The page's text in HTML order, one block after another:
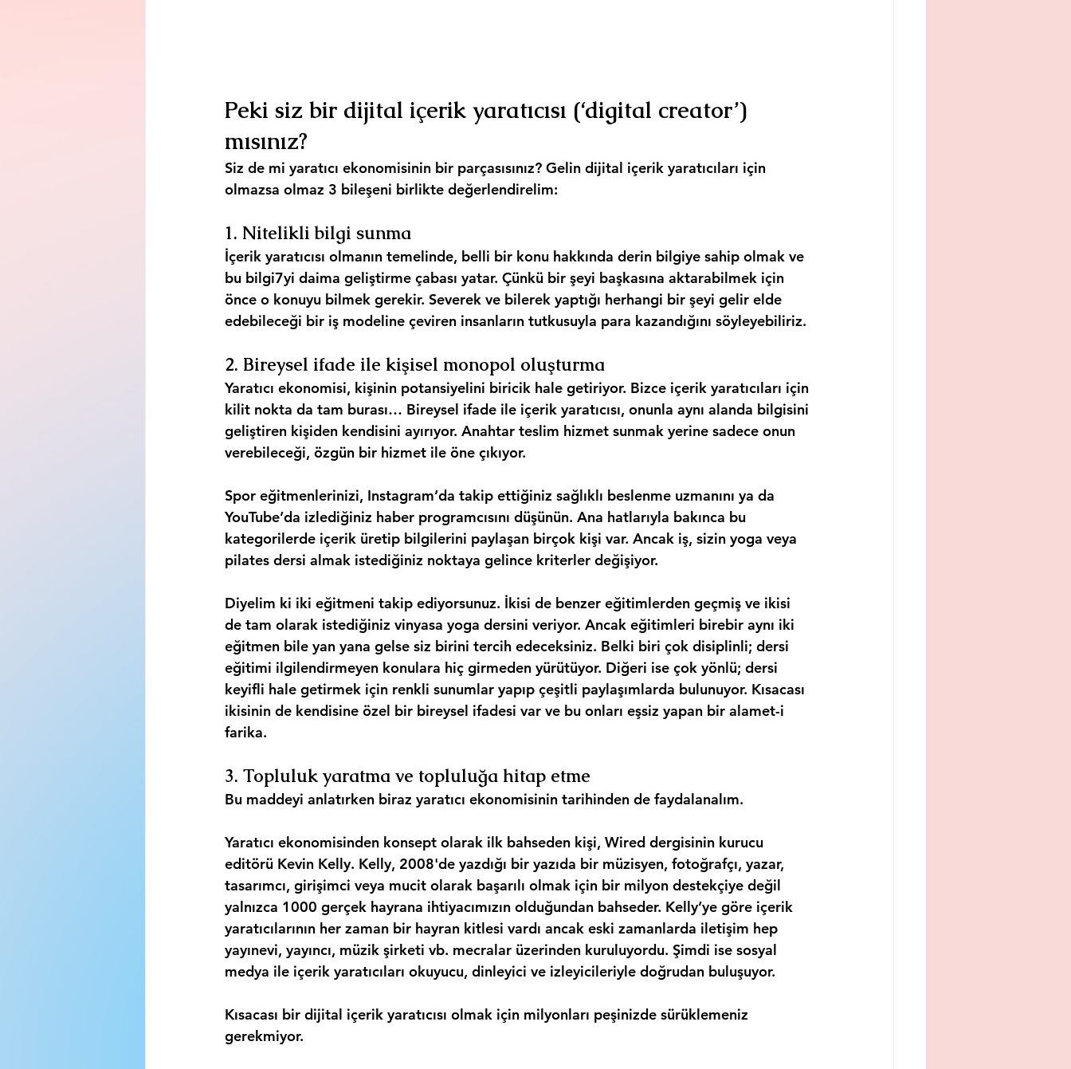
Peki siz bir dijital içerik yaratıcısı (‘digital creator’)
mısınız?
Siz de mi yaratıcı ekonomisinin bir parçasısınız? Gelin dijital içerik yaratıcıları için
olmazsa olmaz 3 bileşeni birlikte değerlendirelim:
1. Nitelikli bilgi sunma
İçerik yaratıcısı olmanın temelinde, belli bir konu hakkında derin bilgiye sahip olmak ve
bu bilgi7yi daima geliştirme çabası yatar. Çünkü bir şeyi başkasına aktarabilmek için
önce o konuyu bilmek gerekir. Severek ve bilerek yaptığı herhangi bir şeyi gelir elde
edebileceği bir iş modeline çeviren insanların tutkusuyla para kazandığını söyleyebiliriz.
2. Bireysel ifade ile kişisel monopol oluşturma
Yaratıcı ekonomisi, kişinin potansiyelini biricik hale getiriyor. Bizce içerik yaratıcıları için
kilit nokta da tam burası… Bireysel ifade ile içerik yaratıcısı, onunla aynı alanda bilgisini
geliştiren kişiden kendisini ayırıyor. Anahtar teslim hizmet sunmak yerine sadece onun
verebileceği, özgün bir hizmet ile öne çıkıyor.
Spor eğitmenlerinizi, Instagram’da takip ettiğiniz sağlıklı beslenme uzmanını ya da
YouTube’da izlediğiniz haber programcısını düşünün. Ana hatlarıyla bakınca bu
kategorilerde içerik üretip bilgilerini paylaşan birçok kişi var. Ancak iş, sizin yoga veya
pilates dersi almak istediğiniz noktaya gelince kriterler değişiyor.
Diyelim ki iki eğitmeni takip ediyorsunuz. İkisi de benzer eğitimlerden geçmiş ve ikisi
de tam olarak istediğiniz vinyasa yoga dersini veriyor. Ancak eğitimleri birebir aynı iki
eğitmen bile yan yana gelse siz birini tercih edeceksiniz. Belki biri çok disiplinli; dersi
eğitimi ilgilendirmeyen konulara hiç girmeden yürütüyor. Diğeri ise çok yönlü; dersi
keyifli hale getirmek için renkli sunumlar yapıp çeşitli paylaşımlarda bulunuyor. Kısacası
ikisinin de kendisine özel bir bireysel ifadesi var ve bu onları eşsiz yapan bir alamet-i
farika.
3. Topluluk yaratma ve topluluğa hitap etme
Bu maddeyi anlatırken biraz yaratıcı ekonomisinin tarihinden de faydalanalım.
Yaratıcı ekonomisinden konsept olarak ilk bahseden kişi, Wired dergisinin kurucu
editörü Kevin Kelly. Kelly, 2008'de yazdığı bir yazıda bir müzisyen, fotoğrafçı, yazar,
tasarımcı, girişimci veya mucit olarak başarılı olmak için bir milyon destekçiye değil
yalnızca 1000 gerçek hayrana ihtiyacımızın olduğundan bahseder. Kelly’ye göre içerik
yaratıcılarının her zaman bir hayran kitlesi vardı ancak eski zamanlarda iletişim hep
yayınevi, yayıncı, müzik şirketi vb. mecralar üzerinden kuruluyordu. Şimdi ise sosyal
medya ile içerik yaratıcıları okuyucu, dinleyici ve izleyicileriyle doğrudan buluşuyor.
Kısacası bir dijital içerik yaratıcısı olmak için milyonları peşinizde sürüklemeniz
gerekmiyor.